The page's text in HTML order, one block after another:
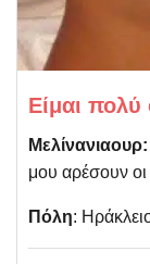
Είμαι πολύ
Μελίνανιαουρ:
μου αρέσουν οι
Πόλη: